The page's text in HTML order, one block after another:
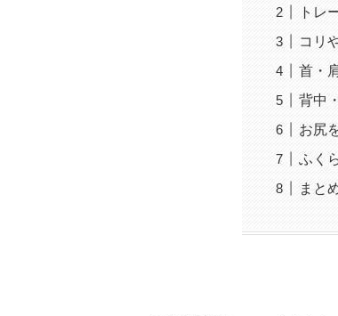
トレ
コリ
首・
背中
お尻
ふく
まと